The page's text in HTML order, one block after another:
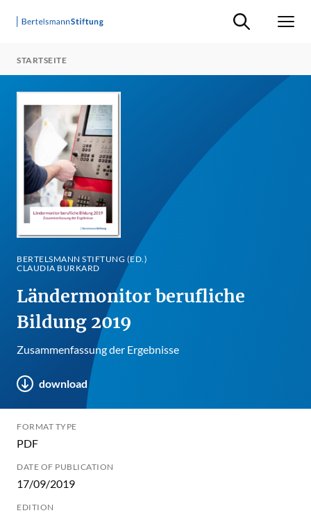
Suche ein-/
STARTSEITE
BERTELSMANN STIFTUNG (ED.)
CLAUDIA BURKARD
Ländermonitor berufliche
Bildung 2019
Zusammenfassung der Ergebnisse
download
FORMAT TYPE
PDF
DATE OF PUBLICATION
17/09/2019
EDITION